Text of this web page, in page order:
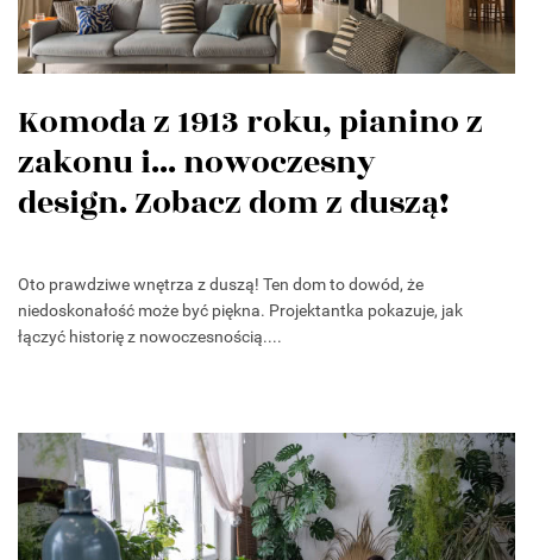
Komoda z 1913 roku, pianino z
zakonu i... nowoczesny
design. Zobacz dom z duszą!
Oto prawdziwe wnętrza z duszą! Ten dom to dowód, że
niedoskonałość może być piękna. Projektantka pokazuje, jak
łączyć historię z nowoczesnością....